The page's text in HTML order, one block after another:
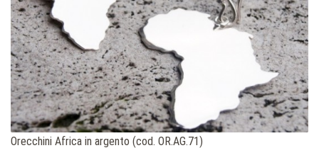
Orecchini Africa in argento (cod. OR.AG.71)